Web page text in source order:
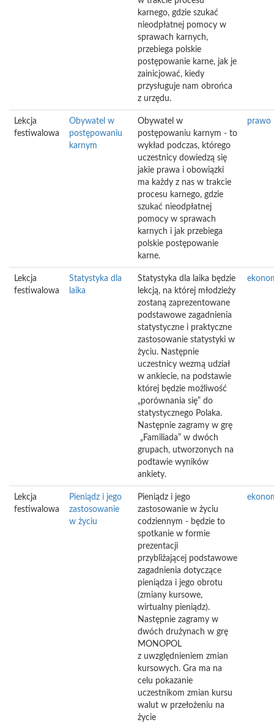
karnego, gdzie szukać
nieodpłatnej pomocy w
sprawach karnych,
przebiega polskie
postępowanie karne, jak je
zainicjować, kiedy
przysługuje nam obrońca
z urzędu.
Lekcja
festiwalowa
Obywatel w
postępowaniu
karnym
Obywatel w
postępowaniu karnym - to
wykład podczas, którego
uczestnicy dowiedzą się
jakie prawa i obowiązki
ma każdy z nas w trakcie
procesu karnego, gdzie
szukać nieodpłatnej
pomocy w sprawach
karnych i jak przebiega
polskie postępowanie
karne.
prawo
Lekcja
festiwalowa
Statystyka dla
laika
Statystyka dla laika będzie
lekcją, na której młodzieży
zostaną zaprezentowane
podstawowe zagadnienia
statystyczne i praktyczne
zastosowanie statystyki w
życiu. Następnie
uczestnicy wezmą udział
w ankiecie, na podstawie
której będzie możliwość
„porównania się” do
statystycznego Polaka.
Następnie zagramy w grę
„Familiada” w dwóch
grupach, utworzonych na
podtawie wyników
ankiety.
Lekcja
festiwalowa
Pieniądz i jego
zastosowanie
w życiu
Pieniądz i jego
zastosowanie w życiu
codziennym - będzie to
spotkanie w formie
prezentacji
przybliżającej podstawowe
zagadnienia dotyczące
pieniądza i jego obrotu
(zmiany kursowe,
wirtualny pieniądz).
Następnie zagramy w
dwóch drużynach w grę
MONOPOL
z uwzględnieniem zmian
kursowych. Gra ma na
celu pokazanie
uczestnikom zmian kursu
walut w przełożeniu na
życie